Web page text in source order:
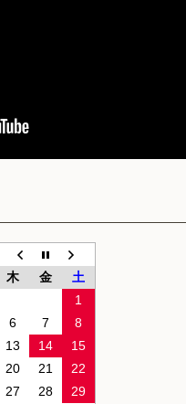
木 金
土
1
6 7
8
13 14
15
20 21
22
27 28
29